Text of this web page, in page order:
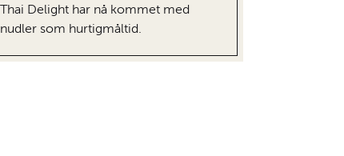
Thai Delight har nå kommet med
nudler som hurtigmåltid.